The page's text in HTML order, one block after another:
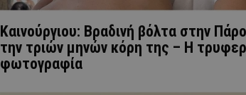
Καινούργιου: Βραδινή βόλτα στην
την τριών μηνών κόρη της – Η
φωτογραφία